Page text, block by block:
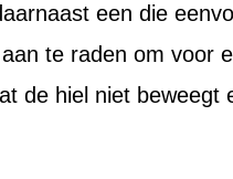
een die
te raden om voor
de hiel niet